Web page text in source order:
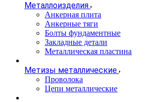
Металлоизделия
Анкерная плита
Анкерные тяги
Болты фундаментные
Закладные детали
Металлическая пластина
Метизы металлические
Проволока
Цепи металлические